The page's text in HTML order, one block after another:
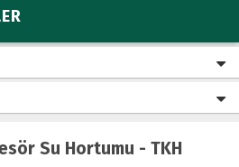
Su Hortumu - TKH